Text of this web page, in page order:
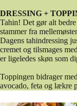
DRESSING +
Tahin! Det gør alt
stammer fra
Dagens tahindressing
cremet og tilsmages
er ligeledes skøn som
Toppingen bidrager
avocado, feta og lækre